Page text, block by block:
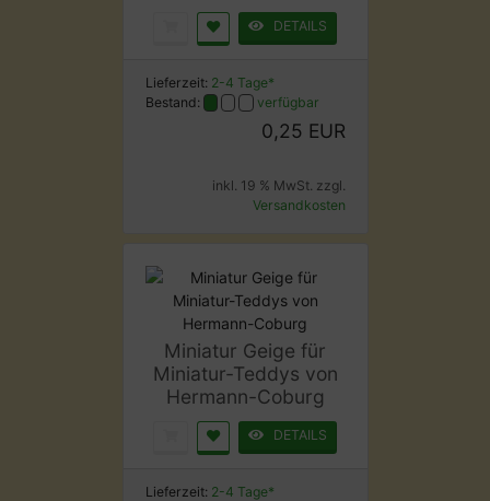
DETAILS
Lieferzeit: 2-4 Tage*
Bestand:
verfügbar
0,25 EUR
inkl. 19 % MwSt. zzgl.
Versandkosten
Miniatur Geige für
Miniatur-Teddys von
Hermann-Coburg
DETAILS
Lieferzeit: 2-4 Tage*